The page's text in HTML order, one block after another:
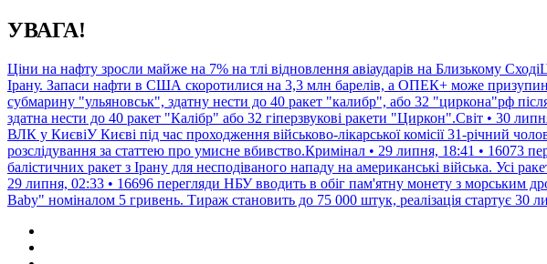
Перейти
до
УВАГА!
Ціни на нафту зросли майже на 7% на тлі відновлення авіаударів на Близькому
Ірану. Запаси нафти в США скоротилися на 3,3 млн барелів, а ОПЕК+ може
субмарину "ульяновськ", здатну нести до 40 ракет "калибр", або 32 "циркона"рф
здатна нести до 40 ракет "Калібр" або 32 гіперзвукові ракети "Циркон".Світ • 30
ВЛК у КиєвіУ Києві під час проходження військово-лікарської комісії 31-річний
розслідування за статтею про умисне вбивство.Кримінал • 29 липня, 18:41 • 16073
балістичних ракет з Ірану для несподіваного нападу на американські війська. Усі
29 липня, 02:33 • 16696 перегляди НБУ вводить в обіг пам'ятну монету з морським
Baby" номіналом 5 гривень. Тираж становить до 75 000 штук, реалізація стартує 30